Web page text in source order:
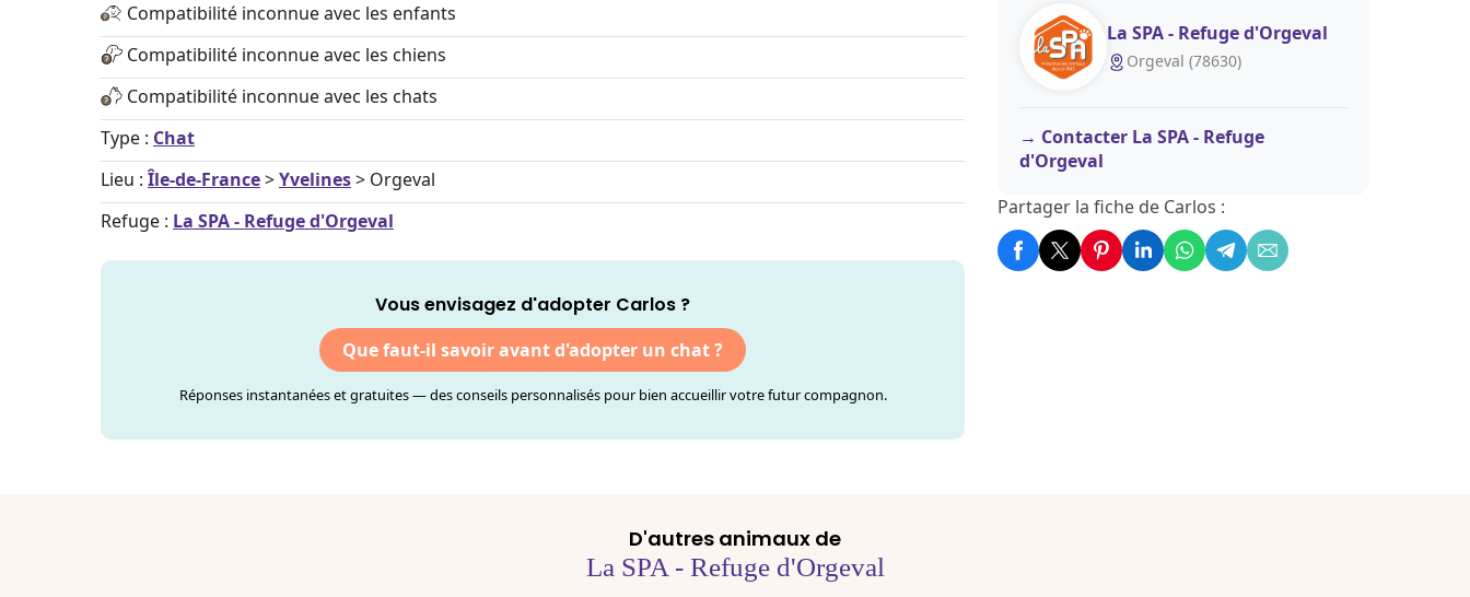
Compatibilité inconnue avec les enfants
Compatibilité inconnue avec les chiens
Compatibilité inconnue avec les chats
Type : Chat
Lieu : Île-de-France>Yvelines> Orgeval
Refuge : La SPA - Refuge d'Orgeval
Vous envisagez d'adopter Carlos ?
Que faut-il savoir avant d'adopter un chat ?
Réponses instantanées et gratuites — des conseils personnalisés pour bien accueillir votre futur compagnon.
La SPA - Refuge d'Orgeval
Orgeval (78630)
Contacter La SPA - Refuge
d'Orgeval
Partager la fiche de Carlos :
D'autres animaux de
La SPA - Refuge d'Orgeval